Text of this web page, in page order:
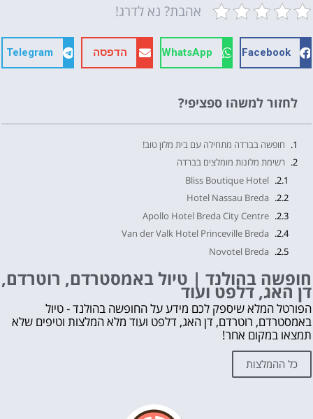
אהבת? נא לדרג!
Facebook
WhatsApp הדפסה Telegram
לחזור למשהו ספציפי?
חופשה בברדה מתחילה עם בית מלון טוב!
רשימת מלונות מומלצים בברדה
Bliss Boutique Hotel
Hotel Nassau Breda
Apollo Hotel Breda City Centre
Van der Valk Hotel Princeville Breda
Novotel Breda
Bastion Hotel Breda
Parkhotel Mastbosch Breda
Campanile Hotel & Restaurant Breda
שאלות תשובות על ברדה
חופשה בהולנד | טיול באמסטרדם, רוטרדם, דן האג, דלפט ועוד
לקבלת ייעוץ בתכנון החופשה בהולנד ללא עלות השאירו פרטים👇
אהבת? נא לשתף!
מה לראות ולעשות בהולנד?
חופשה בהולנד | טיול באמסטרדם, רוטרדם,
דן האג, דלפט ועוד
הפורטל המלא שיספק לכם מידע על החופשה בהולנד - טיול
באמסטרדם, רוטרדם, דן האג, דלפט ועוד מלא המלצות וטיפים שלא
תמצאו במקום אחר!
כל ההמלצות